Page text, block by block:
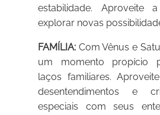
estabilidade. Aproveite
explorar novas
FAMÍLIA: Com Vênus e
um momento propício
laços familiares.
desentendimentos e
especiais com seus